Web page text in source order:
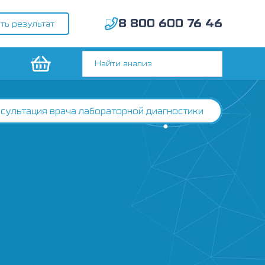
результат 8 800 600 76 46
врача лабораторной диагностики